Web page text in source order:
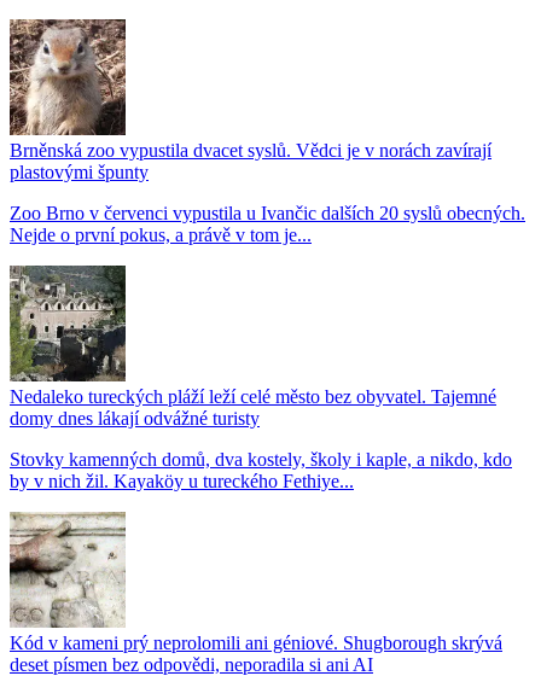
Brněnská zoo vypustila dvacet syslů. Vědci je v norách zavírají
plastovými špunty
Zoo Brno v červenci vypustila u Ivančic dalších 20 syslů obecných.
Nejde o první pokus, a právě v tom je...
Nedaleko tureckých pláží leží celé město bez obyvatel. Tajemné
domy dnes lákají odvážné turisty
Stovky kamenných domů, dva kostely, školy i kaple, a nikdo, kdo
by v nich žil. Kayaköy u tureckého Fethiye...
Kód v kameni prý neprolomili ani géniové. Shugborough skrývá
deset písmen bez odpovědi, neporadila si ani AI